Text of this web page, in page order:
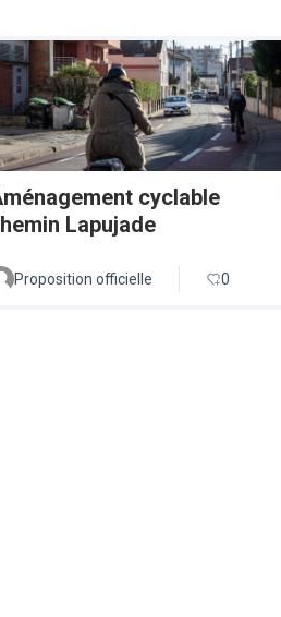
cyclable
Lapujade
Proposition officielle 0